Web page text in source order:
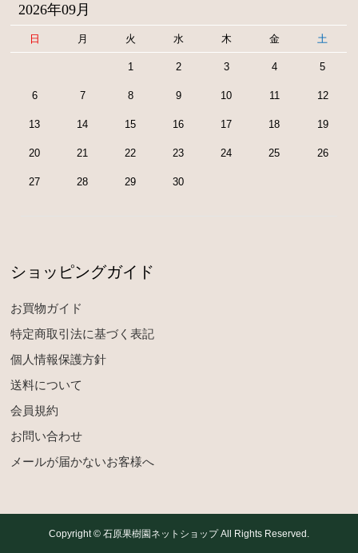
2026年09月
日 月 火 水 木 金 土
1 2 3 4 5
6 7 8 9 10 11 12
13 14 15 16 17 18 19
20 21 22 23 24 25 26
27 28 29 30
ショッピングガイド
お買物ガイド
特定商取引法に基づく表記
個人情報保護方針
送料について
会員規約
お問い合わせ
メールが届かないお客様へ
Copyright © 石原果樹園ネットショップ All Rights Reserved.